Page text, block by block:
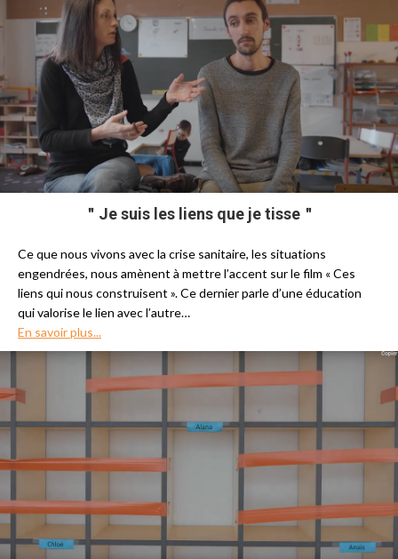
＂Je suis les liens que je tisse＂
Ce que nous vivons avec la crise sanitaire, les situations
engendrées, nous amènent à mettre l’accent sur le film « Ces
liens qui nous construisent ». Ce dernier parle d’une éducation
qui valorise le lien avec l’autre…
En savoir plus...